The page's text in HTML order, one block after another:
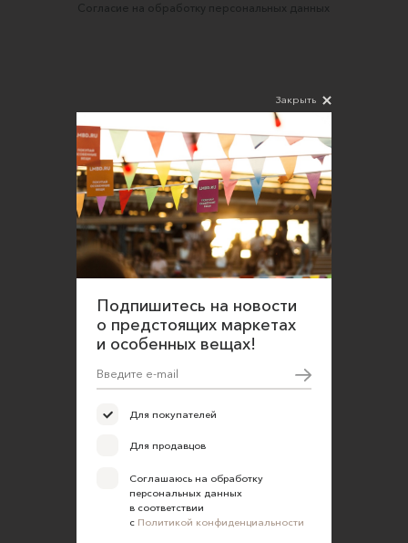
Согласие на обработку персональных данных
Закрыть
Подпишитесь на новости
о предстоящих маркетах
и особенных вещах!
Для покупателей
Для продавцов
Соглашаюсь на обработку
персональных данных
в соответствии
с Политикой конфиденциальности